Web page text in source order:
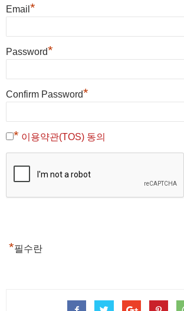
Email *
Password*
Confirm Password*
* 이용약관(TOS) 동의
*필수란